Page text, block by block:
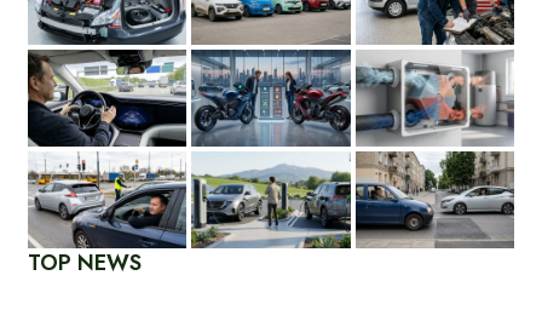
TOP NEWS